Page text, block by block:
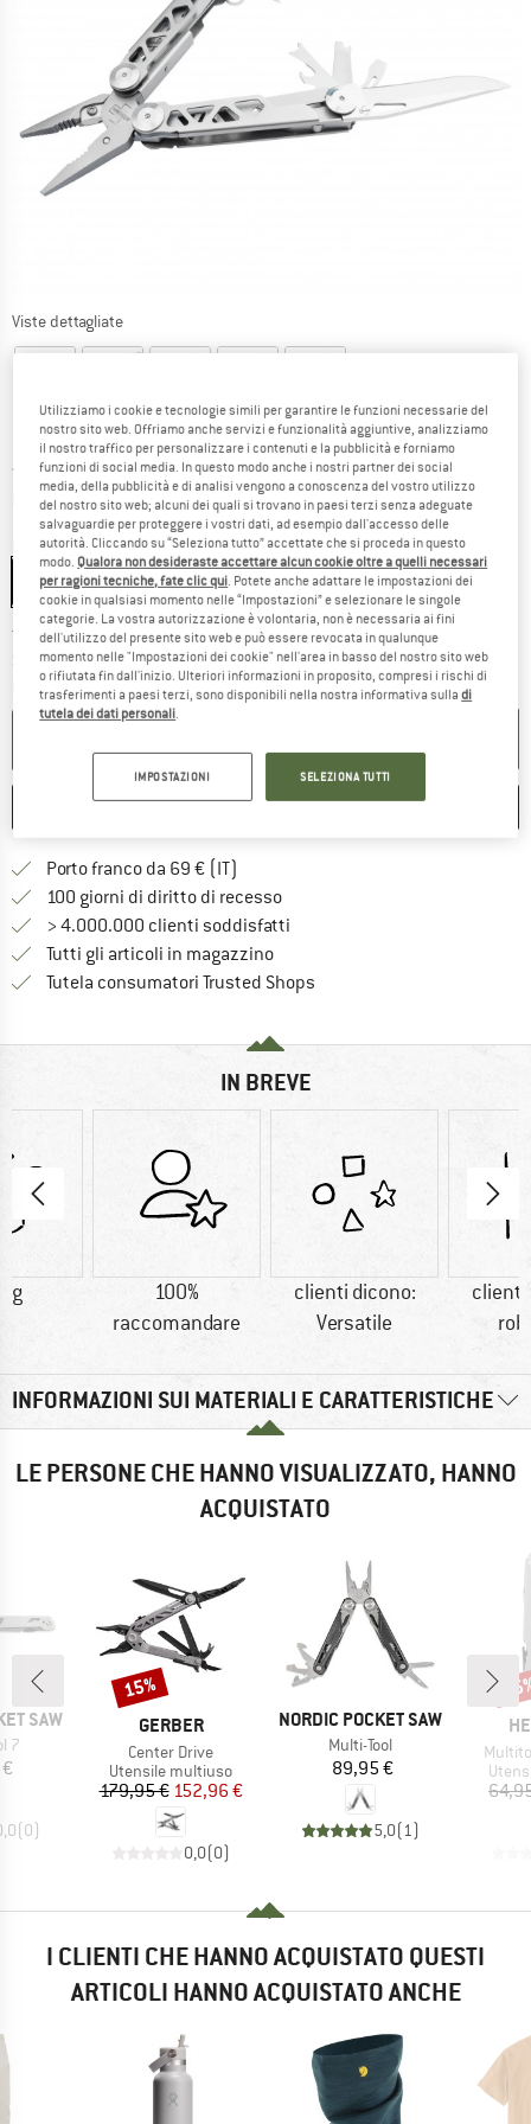
Viste dettagliate
Prezzo:
47,95€ incl. IVA
più Spese di spedizioneInformazioni sui costi di spedizione. Si apre in
Colore:Grey
Grey
Tempi di consegna: 4-5 giorni lavorativiIl link si apre in una casella
Soltanto uno in magazzino!
Quantità:
ANNOTA CONFRONTA
Porto franco da 69 € (IT)
100 giorni di diritto di recessoVai alla politica di recesso qui
> 4.000.000 clienti soddisfatti
Tutti gli articoli in magazzino
Tutela consumatori Trusted Shops
IN BREVE
g
100%
raccomandare
clienti dicono:
Versatile
clienti
INFORMAZIONI SUI MATERIALI E CARATTERISTICHE
LE PERSONE CHE HANNO VISUALIZZATO, HANNO
ACQUISTATO
SAW
7
(0)
MARCHIO
GERBER
Articolo
Center Drive
Gruppo di prodotti
Utensile multiuso
Prezzo
179,95 €Prezzo ridotto
152,96 €
0,0(0)
Sconto
15%
MARCHIO
NORDIC POCKET SAW
Articolo
Multi-Tool
Prezzo
89,95 €
5,0( 1)
I CLIENTI CHE HANNO ACQUISTATO QUESTI
ARTICOLI HANNO ACQUISTATO ANCHE
Utilizziamo i cookie e tecnologie simili per garantire le funzioni necessarie del
nostro sito web. Offriamo anche servizi e funzionalità aggiuntive, analizziamo
il nostro traffico per personalizzare i contenuti e la pubblicità e forniamo
funzioni di social media. In questo modo anche i nostri partner dei social
media, della pubblicità e di analisi vengono a conoscenza del vostro utilizzo
del nostro sito web; alcuni dei quali si trovano in paesi terzi senza adeguate
salvaguardie per proteggere i vostri dati, ad esempio dall'accesso delle
autorità. Cliccando su “Seleziona tutto” accettate che si proceda in questo
modo. Qualora non desideraste accettare alcun cookie oltre a quelli necessari
per ragioni tecniche, fate clic qui . Potete anche adattare le impostazioni dei
cookie in qualsiasi momento nelle “Impostazioni” e selezionare le singole
categorie. La vostra autorizzazione è volontaria, non è necessaria ai fini
dell'utilizzo del presente sito web e può essere revocata in qualunque
momento nelle "Impostazioni dei cookie" nell'area in basso del nostro sito web
o rifiutata fin dall'inizio. Ulteriori informazioni in proposito, compresi i rischi di
trasferimenti a paesi terzi, sono disponibili nella nostra informativa sulladi
tutela dei dati personali
IMPOSTAZIONI SELEZIONA TUTTI